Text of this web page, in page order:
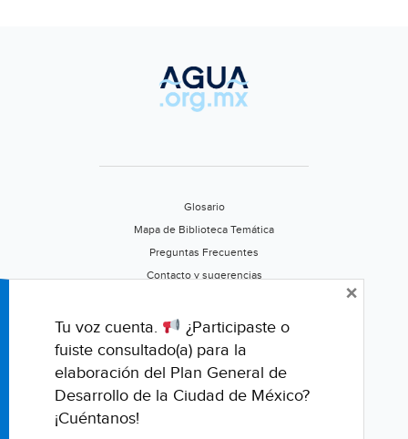
Glosario
Mapa de Biblioteca Temática
Preguntas Frecuentes
Contacto y sugerencias
Califica este portal
Tu voz cuenta.
¿Participaste o
fuiste consultado(a) para la
elaboración del Plan General de
Desarrollo de la Ciudad de México?
¡Cuéntanos!
×